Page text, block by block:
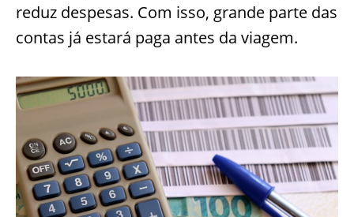
reduz despesas. Com isso, grande parte das
contas já estará paga antes da viagem.